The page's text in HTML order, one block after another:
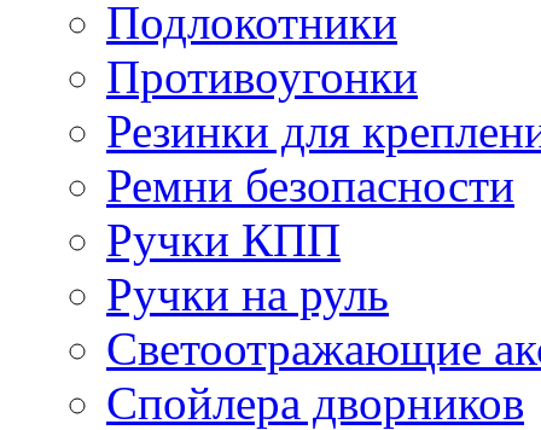
Подлокотники
Противоугонки
Резинки для
Ремни безопасности
Ручки КПП
Ручки на руль
Светоотражающие
Спойлера дворников